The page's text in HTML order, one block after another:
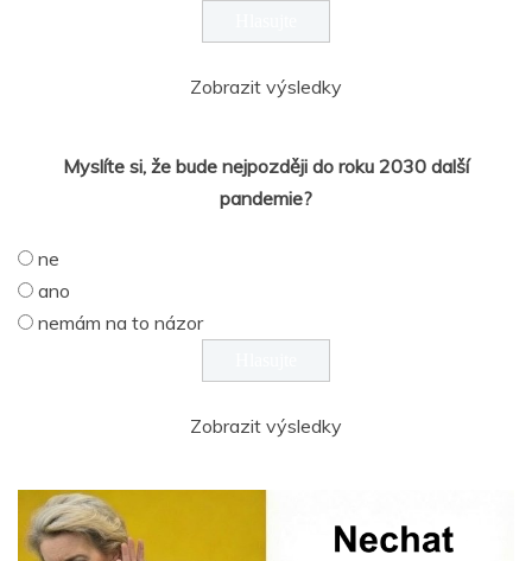
Zobrazit výsledky
Myslíte si, že bude nejpozději do roku 2030 další
pandemie?
ne
ano
nemám na to názor
Zobrazit výsledky